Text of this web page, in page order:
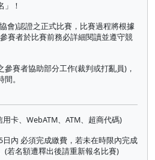
！
會)認證之正式比賽，比賽過程將根據
賽者於比賽前務必詳細閱讀並遵守競
賽者協助部分工作(裁判或打亂員)，
。
卡、WebATM、ATM、超商代碼)
內 必須完成繳費，若未在時限內完成
(若名額遭釋出後請重新報名比賽)